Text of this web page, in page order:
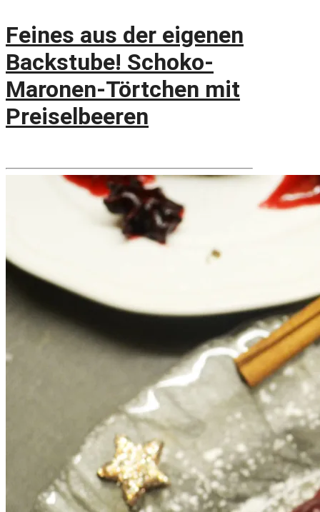
Feines aus der eigenen
Backstube! Schoko-
Maronen-Törtchen mit
Preiselbeeren